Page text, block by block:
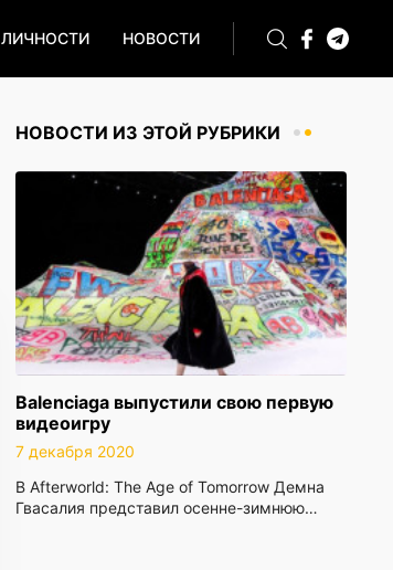
ЛИЧНОСТИ НОВОСТИ
НОВОСТИ ИЗ ЭТОЙ РУБРИКИ
Balenciaga выпустили свою первую
видеоигру
7 декабря 2020
В Afterworld: The Age of Tomorrow Демна
Гвасалия представил осенне-зимнюю…